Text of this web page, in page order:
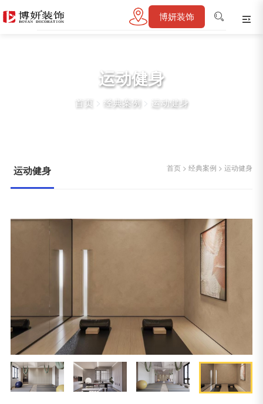
博妍装饰
运动健身
首页 > 经典案例> 运动健身
运动健身 首页 >经典案例 >运动健身